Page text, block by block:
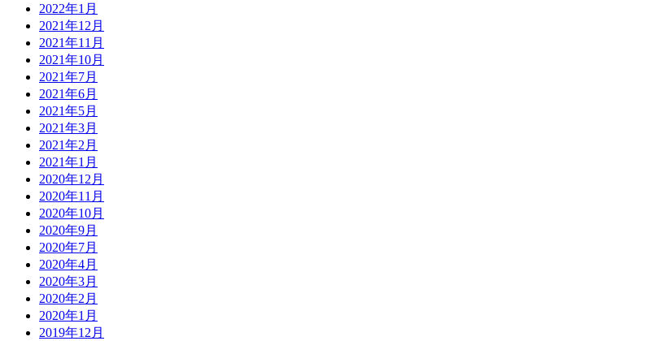
2022年1月
2021年12月
2021年11月
2021年10月
2021年7月
2021年6月
2021年5月
2021年3月
2021年2月
2021年1月
2020年12月
2020年11月
2020年10月
2020年9月
2020年7月
2020年4月
2020年3月
2020年2月
2020年1月
2019年12月